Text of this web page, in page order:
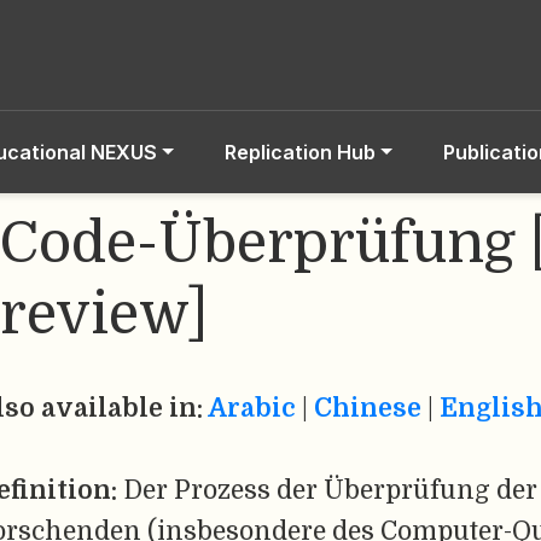
NEXUS Replication Hub
Code-Überprüfung
review]
available in: Arabic Chinese
Der Prozess der Überprüfung
(insbesondere des Computer-